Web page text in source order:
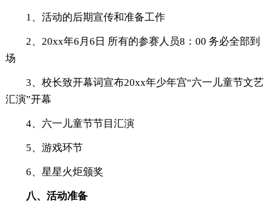
1、活动的后期宣传和准备工作
2、20xx年6月6日 所有的参赛人员8：00 务必全部到
场
3、校长致开幕词宣布20xx年少年宫“六一儿童节文艺
汇演”开幕
4、六一儿童节节目汇演
5、游戏环节
6、星星火炬颁奖
八、活动准备